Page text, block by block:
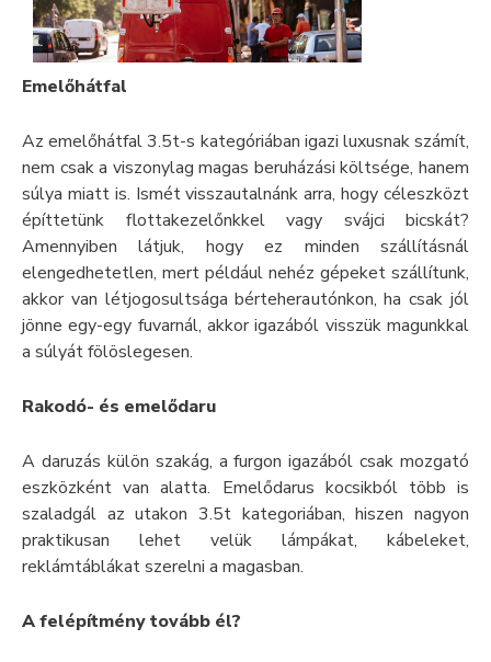
Emelőhátfal
Az emelőhátfal 3.5t-s kategóriában igazi luxusnak számít,
nem csak a viszonylag magas beruházási költsége, hanem
súlya miatt is. Ismét visszautalnánk arra, hogy céleszközt
építtetünk flottakezelőnkkel vagy svájci bicskát?
Amennyiben látjuk, hogy ez minden szállításnál
elengedhetetlen, mert például nehéz gépeket szállítunk,
akkor van létjogosultsága bérteherautónkon, ha csak jól
jönne egy-egy fuvarnál, akkor igazából visszük magunkkal
a súlyát fölöslegesen.
Rakodó- és emelődaru
A daruzás külön szakág, a furgon igazából csak mozgató
eszközként van alatta. Emelődarus kocsikból több is
szaladgál az utakon 3.5t kategoriában, hiszen nagyon
praktikusan lehet velük lámpákat, kábeleket,
reklámtáblákat szerelni a magasban.
A felépítmény tovább él?